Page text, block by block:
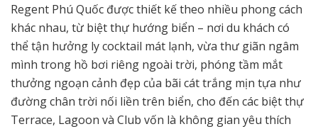
Regent Phú Quốc được thiết kế theo nhiều phong cách
khác nhau, từ biệt thự hướng biển – nơi du khách có
thể tận hưởng ly cocktail mát lạnh, vừa thư giãn ngâm
mình trong hồ bơi riêng ngoài trời, phóng tầm mắt
thưởng ngoạn cảnh đẹp của bãi cát trắng mịn tựa như
đường chân trời nối liền trên biển, cho đến các biệt thự
Terrace, Lagoon và Club vốn là không gian yêu thích